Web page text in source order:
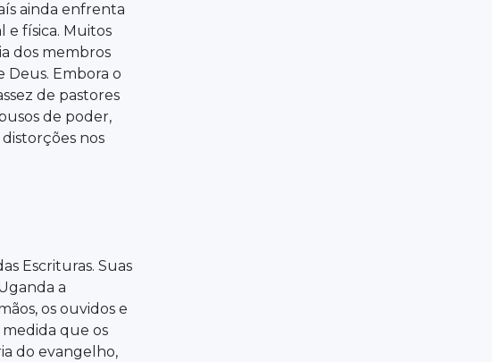
ainda enfrenta
e física. Muitos
dos membros
Deus. Embora o
de pastores
de poder,
nos
Escrituras. Suas
a
os ouvidos e
medida que os
do evangelho,